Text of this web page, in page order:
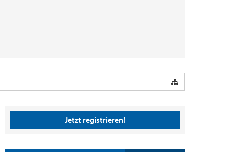
Jetzt registrieren!